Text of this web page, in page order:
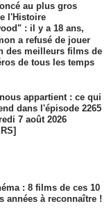
au plus gros
l'Histoire
: il y a 18 ans,
a refusé de jouer
des meilleurs films de
de tous les temps
appartient : ce qui
dans l'épisode 2265
7 août 2026
: 8 films de ces 10
années à reconnaître !